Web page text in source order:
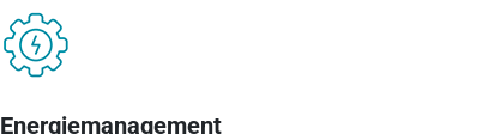
Energiemanagement